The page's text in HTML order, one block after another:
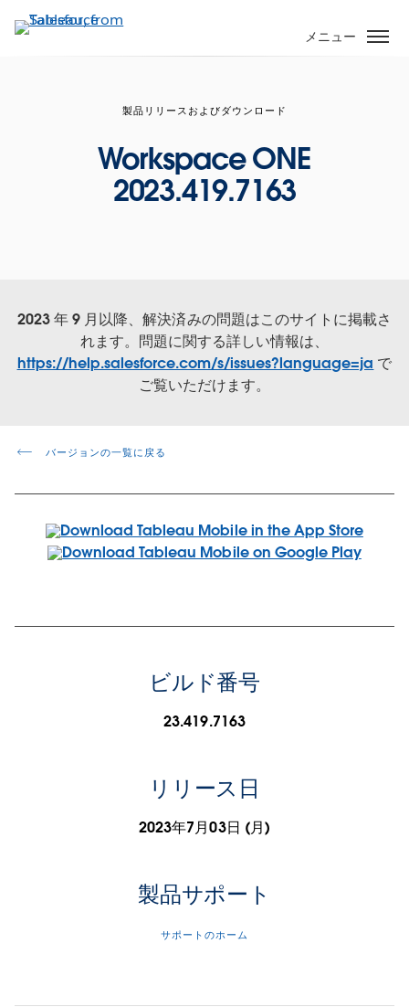
イ
メニュー
製品リリースおよびダウンロード
Workspace ONE
2023.419.7163
2023 年 9 月以降、解決済みの問題はこのサイトに掲載さ
れます。問題に関する詳しい情報は、
https://help.salesforce.com/s/issues?language=ja で
ご覧いただけます。
バージョンの一覧に戻る
ビルド番号
23.419.7163
リリース日
2023年7月03日 (月)
製品サポート
サポートのホーム